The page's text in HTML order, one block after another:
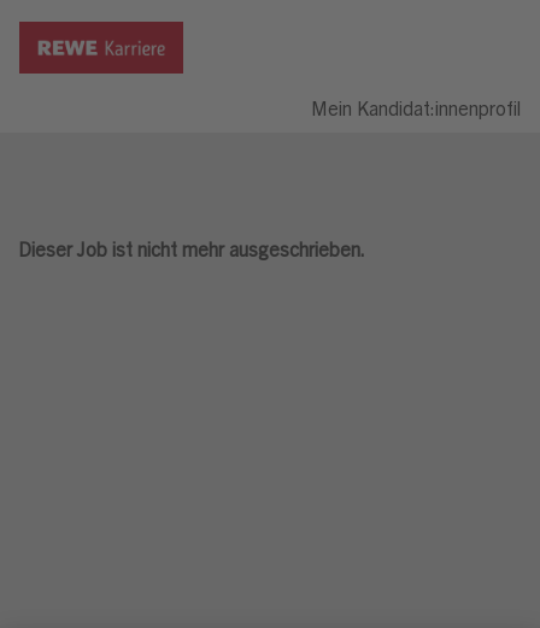
Mein Kandidat:innenprofil
Dieser Job ist nicht mehr ausgeschrieben.